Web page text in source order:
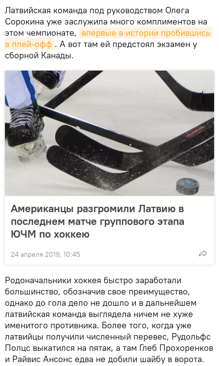
Латвийская команда под руководством Олега
Сорокина уже заслужила много комплиментов на
этом чемпионате, впервые в истории пробившись
в плей-офф . А вот там ей предстоял экзамен у
сборной Канады.
Американцы разгромили Латвию в
последнем матче группового этапа
ЮЧМ по хоккею
24 апреля 2019, 10:45
Родоначальники хоккея быстро заработали
большинство, обозначив свое преимущество,
однако до гола дело не дошло и в дальнейшем
латвийская команда выглядела ничем не хуже
именитого противника. Более того, когда уже
латвийцы получили численный перевес, Рудольфс
Полцс выкатился на пятак, а там Глеб Прохоренков
и Райвис Ансонс едва не добили шайбу в ворота.